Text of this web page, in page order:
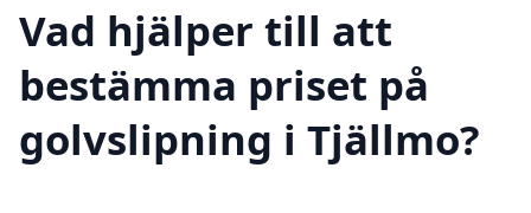
Vad hjälper till att
bestämma priset på
golvslipning i Tjällmo?